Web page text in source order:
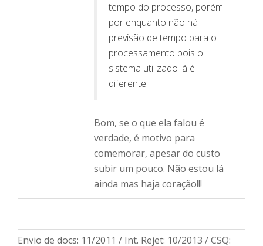
tempo do processo, porém
por enquanto não há
previsão de tempo para o
processamento pois o
sistema utilizado lá é
diferente
Bom, se o que ela falou é
verdade, é motivo para
comemorar, apesar do custo
subir um pouco. Não estou lá
ainda mas haja coração!!!
Envio de docs: 11/2011 / Int. Rejet: 10/2013 / CSQ: